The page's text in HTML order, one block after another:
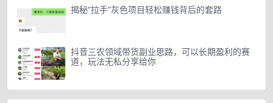
揭秘“拉手”灰色项目轻松赚钱背后的套路
抖音三农领域带货副业思路，可以长期盈利的赛
道，玩法无私分享给你